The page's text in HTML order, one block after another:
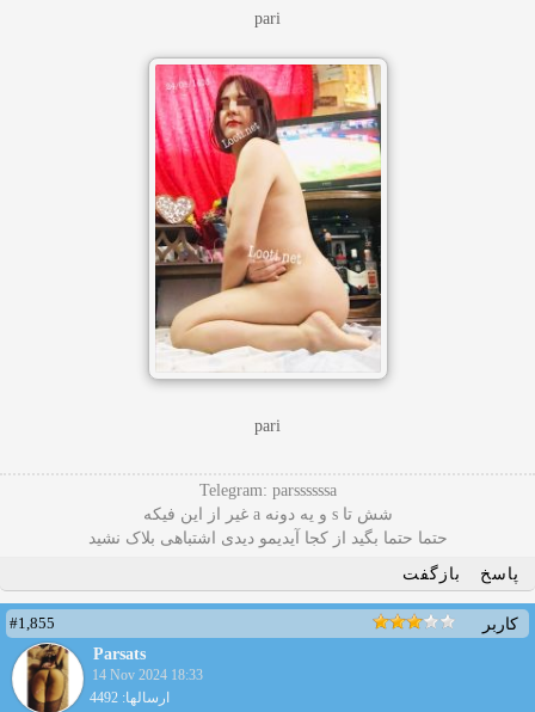
pari
pari
Telegram: parssssssa
شش تا s و یه دونه a غیر از این فیکه
حتما حتما بگید از کجا آیدیمو دیدی اشتباهی بلاک نشید
پاسخ
بازگفت
کاربر
#1,855
Parsats
14 Nov 2024 18:33
ارسالها: 4492